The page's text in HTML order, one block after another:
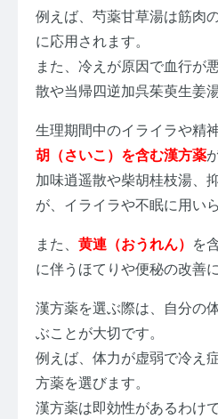
例えば、芍薬甘草湯は筋肉
に応用されます。
また、冷えが原因で血行が
散や当帰四逆加呉茱萸生姜
生理期間中のイライラや精
胡（さいこ）を含む漢方薬
加味逍遥散や柴胡桂枝湯、
が、イライラや不眠に用い
また、 黄連（おうれん）
を
に伴うほてりや便秘の改善
漢方薬を選ぶ際は、自分の
ぶことが大切です。
例えば、体力が虚弱で冷え
方薬を選びます。
漢方薬は即効性があるわけ